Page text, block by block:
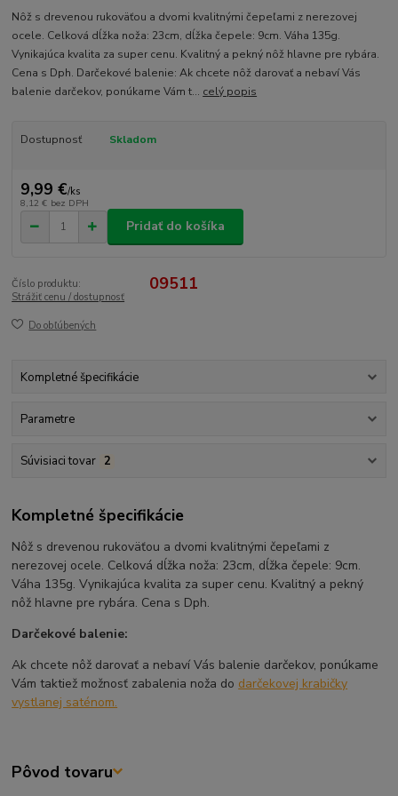
Nôž s drevenou rukoväťou a dvomi kvalitnými čepeľami z nerezovej
ocele. Celková dĺžka noža: 23cm, dĺžka čepele: 9cm. Váha 135g.
Vynikajúca kvalita za super cenu. Kvalitný a pekný nôž hlavne pre rybára.
Cena s Dph. Darčekové balenie: Ak chcete nôž darovať a nebaví Vás
balenie darčekov, ponúkame Vám t... celý popis
Dostupnosť Skladom
9,99 €/ks
8,12 € bez DPH
Pridať do košíka
Číslo produktu: 09511
Strážiť cenu / dostupnosť
Do obľúbených
Kompletné špecifikácie
Parametre
Súvisiaci tovar 2
Kompletné špecifikácie
Nôž s drevenou rukoväťou a dvomi kvalitnými čepeľami z
nerezovej ocele. Celková dĺžka noža: 23cm, dĺžka čepele: 9cm.
Váha 135g. Vynikajúca kvalita za super cenu. Kvalitný a pekný
nôž hlavne pre rybára. Cena s Dph.
Darčekové balenie:
Ak chcete nôž darovať a nebaví Vás balenie darčekov, ponúkame
Vám taktiež možnosť zabalenia noža do darčekovej krabičky
vystlanej saténom.
Pôvod tovaru